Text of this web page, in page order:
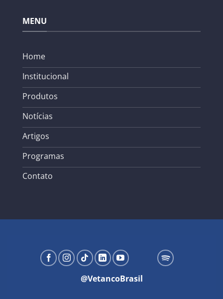
MENU
Home
Institucional
Produtos
Notícias
Artigos
Programas
Contato
@VetancoBrasil